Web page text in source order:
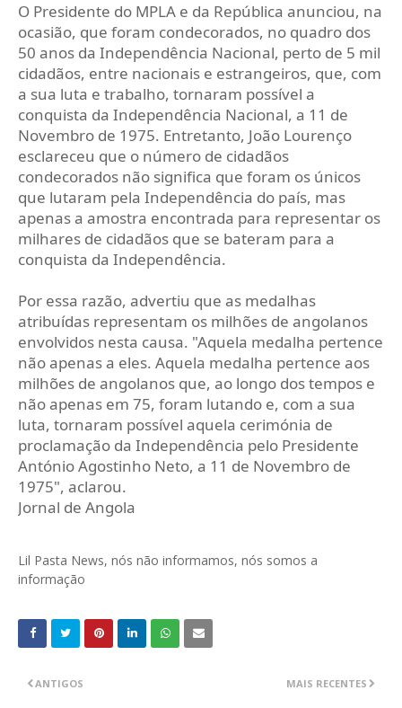
O Presidente do MPLA e da República anunciou, na
ocasião, que foram condecorados, no quadro dos
50 anos da Independência Nacional, perto de 5 mil
cidadãos, entre nacionais e estrangeiros, que, com
a sua luta e trabalho, tornaram possível a
conquista da Independência Nacional, a 11 de
Novembro de 1975. Entretanto, João Lourenço
esclareceu que o número de cidadãos
condecorados não significa que foram os únicos
que lutaram pela Independência do país, mas
apenas a amostra encontrada para representar os
milhares de cidadãos que se bateram para a
conquista da Independência.
Por essa razão, advertiu que as medalhas
atribuídas representam os milhões de angolanos
envolvidos nesta causa. "Aquela medalha pertence
não apenas a eles. Aquela medalha pertence aos
milhões de angolanos que, ao longo dos tempos e
não apenas em 75, foram lutando e, com a sua
luta, tornaram possível aquela cerimónia de
proclamação da Independência pelo Presidente
António Agostinho Neto, a 11 de Novembro de
1975", aclarou.
Jornal de Angola
Lil Pasta News, nós não informamos, nós somos a
informação
MAIS RECENTES
ANTIGOS